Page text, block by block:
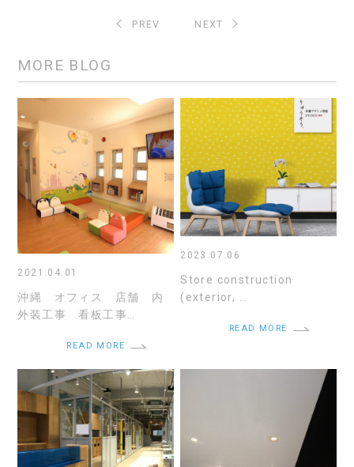
PREV NEXT
MORE BLOG
2021.04.01
沖縄 オフィス 店舗 内
外装工事 看板工事…
READ MORE
2023.07.06
Store construction
(exterior, …
READ MORE